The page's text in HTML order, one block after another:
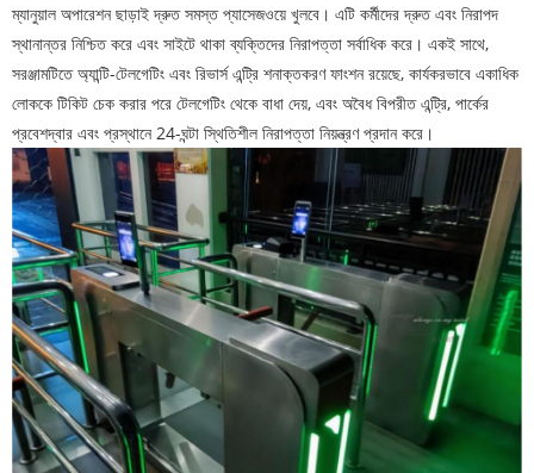
ম্যানুয়াল অপারেশন ছাড়াই দ্রুত সমস্ত প্যাসেজওয়ে খুলবে। এটি কর্মীদের দ্রুত এবং নিরাপদ
স্থানান্তর নিশ্চিত করে এবং সাইটে থাকা ব্যক্তিদের নিরাপত্তা সর্বাধিক করে। একই সাথে,
সরঞ্জামটিতে অ্যান্টি-টেলগেটিং এবং রিভার্স এন্ট্রি শনাক্তকরণ ফাংশন রয়েছে, কার্যকরভাবে একাধিক
লোককে টিকিট চেক করার পরে টেলগেটিং থেকে বাধা দেয়, এবং অবৈধ বিপরীত এন্ট্রি, পার্কের
প্রবেশদ্বার এবং প্রস্থানে 24-ঘন্টা স্থিতিশীল নিরাপত্তা নিয়ন্ত্রণ প্রদান করে।